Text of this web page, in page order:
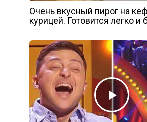
Очень вкусный пирог на
курицей. Готовится легко и